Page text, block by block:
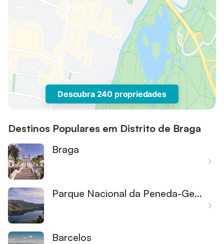
Descubra 240 propriedades
Destinos Populares em Distrito de Braga
Braga
Parque Nacional da Peneda-Gerês
Barcelos